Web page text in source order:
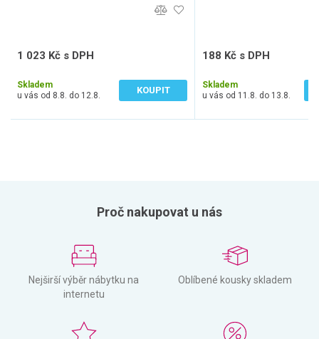
1 023 Kč s DPH
Skladem
u vás od 8.8. do 12.8.
KOUPIT
188 Kč s DPH
Skladem
u vás od 11.8. do 13.8.
Proč nakupovat u nás
Nejširší výběr nábytku na
internetu
Oblíbené kousky skladem